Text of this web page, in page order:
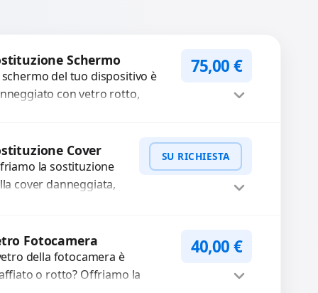
Schermo
schermo del tuo dispositivo è
con vetro rotto,
75,00€
Cover
la sostituzione
cover danneggiata,
Ripristiniamo
estetico e...
SU RICHIESTA
Preventivo
Fotocamera
della fotocamera è
o rotto? Offriamo la
40,00€